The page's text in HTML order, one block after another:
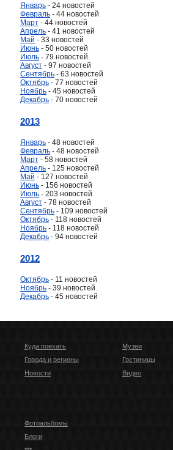
Январь - 24 новостей
Февраль - 44 новостей
Март - 44 новостей
Апрель - 41 новостей
Май - 33 новостей
Июнь - 50 новостей
Июль - 79 новостей
Август - 97 новостей
Сентябрь - 63 новостей
Октябрь - 77 новостей
Ноябрь - 45 новостей
Декабрь - 70 новостей
2013
Январь - 48 новостей
Февраль - 48 новостей
Март - 58 новостей
Апрель - 125 новостей
Май - 127 новостей
Июнь - 156 новостей
Июль - 203 новостей
Август - 78 новостей
Сентябрь - 109 новостей
Октябрь - 118 новостей
Ноябрь - 118 новостей
Декабрь - 94 новостей
2012
Октябрь - 11 новостей
Ноябрь - 39 новостей
Декабрь - 45 новостей
Куда поехать
Города и регионы
Новости
Музеи
Гостиницы
Видео
Фотоальбомы
Блоги